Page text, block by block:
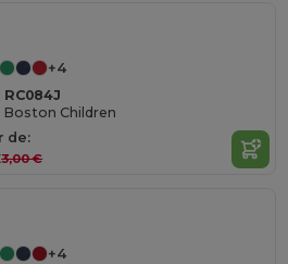
+4
Boston Children
de:
3,00 €
+4